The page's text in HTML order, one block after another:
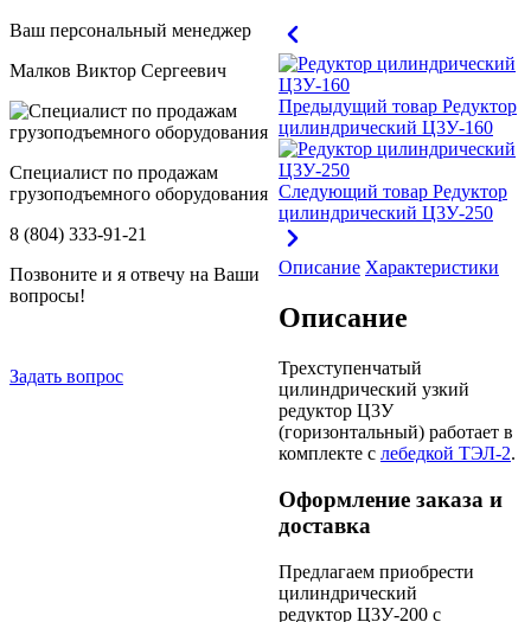
Ваш персональный менеджер
Малков Виктор Сергеевич
Специалист по продажам
грузоподъемного оборудования
8 (804) 333-91-21
Позвоните и я отвечу на Ваши
вопросы!
Задать вопрос
Предыдущий товар Редуктор
цилиндрический Ц3У-160
Следующий товар Редуктор
цилиндрический Ц3У-250
Описание Характеристики
Описание
Трехступенчатый
цилиндрический узкий
редуктор Ц3У
(горизонтальный) работает в
комплекте с лебедкой ТЭЛ-2.
Оформление заказа и
доставка
Предлагаем приобрести
цилиндрический
редуктор Ц3У-200 с